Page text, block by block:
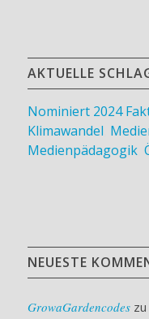
AKTUELLE
Nominiert 2024
Klimawandel
Medienpädagogik,
NEUESTE
GrowaGardencodeszu